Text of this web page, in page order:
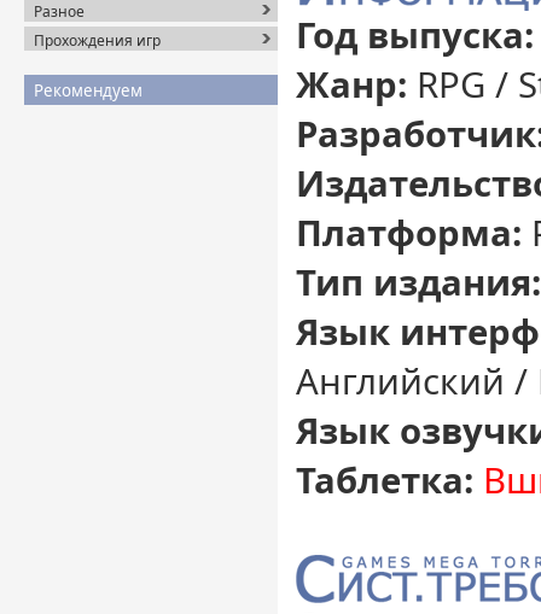
Разное
Прохождения игр
Рекомендуем
Год
Жанр: RPG /
Платформа:
Тип издания:
Язык
Английский /
Язык
Таблетка: